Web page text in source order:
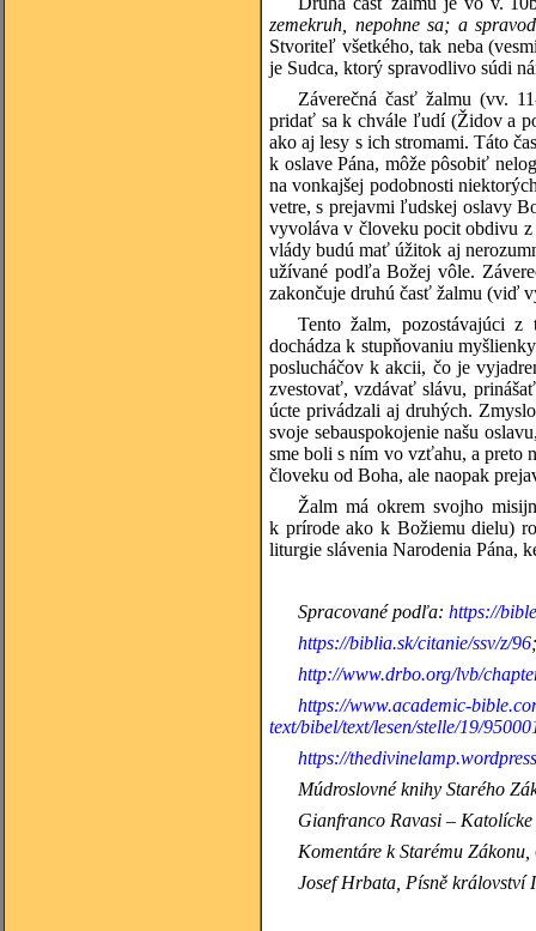
zemekruh, nepohne sa; a
Stvoriteľ všetkého, tak neba
je Sudca, ktorý spravodlivo súdi
Záverečná časť žalmu (vv.
pridať sa k chvále ľudí (Židov a
ako aj lesy s ich stromami. Táto
k oslave Pána, môže pôsobiť
na vonkajšej podobnosti
vetre, s prejavmi ľudskej oslavy
vyvoláva v človeku pocit obdivu z
vlády budú mať úžitok aj
užívané podľa Božej vôle.
zakončuje druhú časť žalmu (viď
Tento žalm, pozostávajúci
dochádza k stupňovaniu
poslucháčov k akcii, čo je
zvestovať, vzdávať slávu,
úcte privádzali aj druhých.
svoje sebauspokojenie našu
sme boli s ním vo vzťahu, a preto
človeku od Boha, ale naopak
Žalm má okrem svojho
k prírode ako k Božiemu dielu)
liturgie slávenia Narodenia Pána,
Spracované podľa: https://
https://biblia.sk/citanie/ssv/z/96
http://www.drbo.org/lvb/
https://www.academic-
text/bibel/text/lesen/stelle/19/
https://
Múdroslovné knihy Starého
Gianfranco Ravasi –
Komentáre k Starému
Josef Hrbata, Písně království